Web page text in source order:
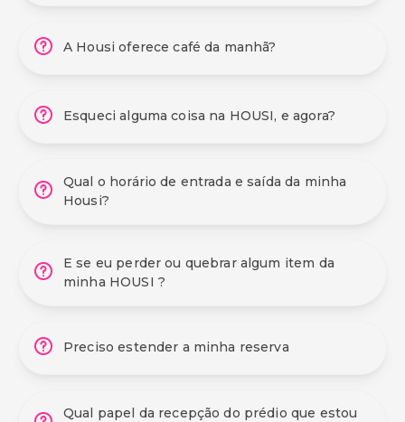
A Housi oferece café da manhã?
Esqueci alguma coisa na HOUSI, e agora?
Qual o horário de entrada e saída da minha
Housi?
E se eu perder ou quebrar algum item da
minha HOUSI ?
Preciso estender a minha reserva
Qual papel da recepção do prédio que estou